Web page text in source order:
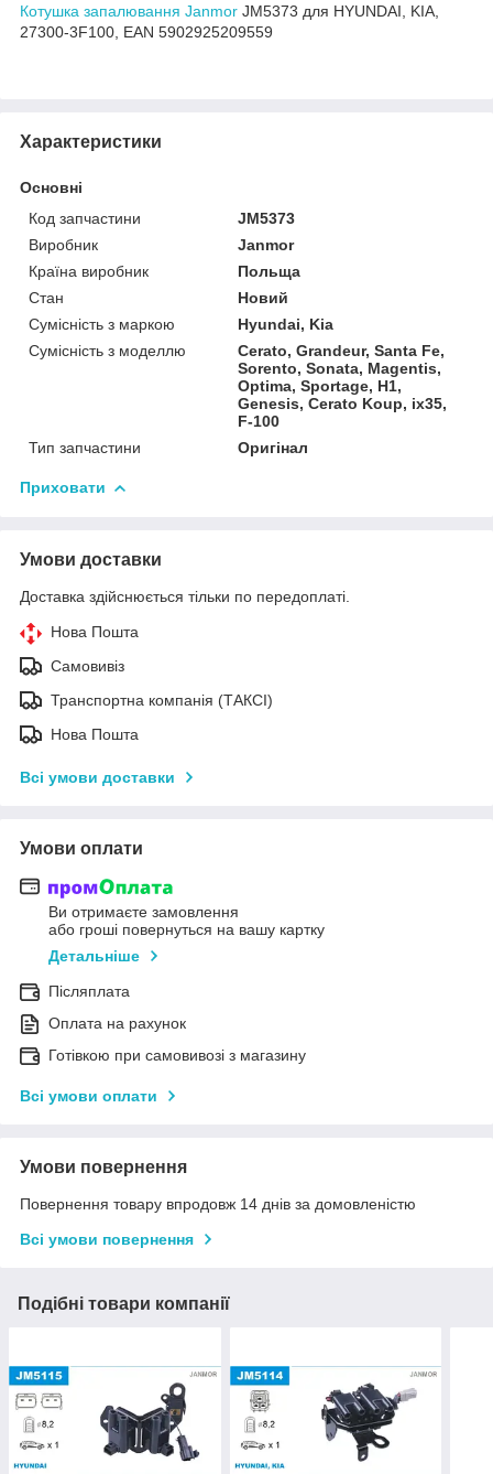
Котушка запалювання Janmor JM5373 для HYUNDAI, KIA,
27300-3F100, EAN 5902925209559
Характеристики
Основні
Код запчастини
JM5373
Виробник
Janmor
Країна виробник
Польща
Стан
Новий
Сумісність з маркою
Hyundai, Kia
Сумісність з моделлю
Cerato, Grandeur, Santa Fe,
Sorento, Sonata, Magentis,
Optima, Sportage, H1,
Genesis, Cerato Koup, ix35,
F-100
Тип запчастини
Оригінал
Приховати
Умови доставки
Доставка здійснюється тільки по передоплаті.
Нова Пошта
Самовивіз
Транспортна компанія (ТАКСІ)
Нова Пошта
Всі умови доставки
Умови оплати
Ви отримаєте замовлення
або гроші повернуться на вашу картку
Детальніше
Післяплата
Оплата на рахунок
Готівкою при самовивозі з магазину
Всі умови оплати
Умови повернення
Повернення товару впродовж 14 днів за домовленістю
Всі умови повернення
Подібні товари компанії